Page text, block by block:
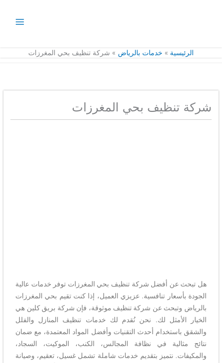
الرئيسية خدمات بالرياض شركة تنظيف بحي المغرزات
شركة تنظيف بحي المغرزات
هل تبحث عن أفضل شركة تنظيف بحي المغرزات توفر خدمات عالية
الجودة بأسعار تنافسية. عزيزي العميل، إذا كنت تقيم بحي المغرزات
بالرياض وتبحث عن شركة تنظيف موثوقة، فإن شركة بريق كلين هي
الخيار الأمثل لك. نحن نُقدم لك خدمات تنظيف المنازل والفلل
والشقق باستخدام أحدث التقنيات وأفضل المواد المعتمدة، مع ضمان
نتائج مثالية في نظافة المجالس، الكنب، الموكيت، السجاد،
والمكيفات. نتميز بتقديم خدمات شاملة تشمل غسيل، تعقيم، وصيانة